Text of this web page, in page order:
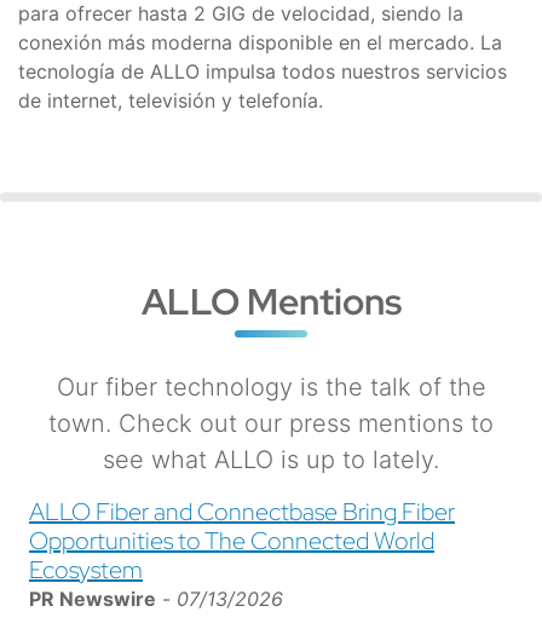
para ofrecer hasta 2 GIG de velocidad, siendo la
conexión más moderna disponible en el mercado. La
tecnología de ALLO impulsa todos nuestros servicios
de internet, televisión y telefonía.
ALLO Mentions
Our fiber technology is the talk of the
town. Check out our press mentions to
see what ALLO is up to lately.
ALLO Fiber and Connectbase Bring Fiber
Opportunities to The Connected World
Ecosystem
PR Newswire - 07/13/2026